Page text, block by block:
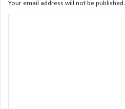
Your email address will not be published.